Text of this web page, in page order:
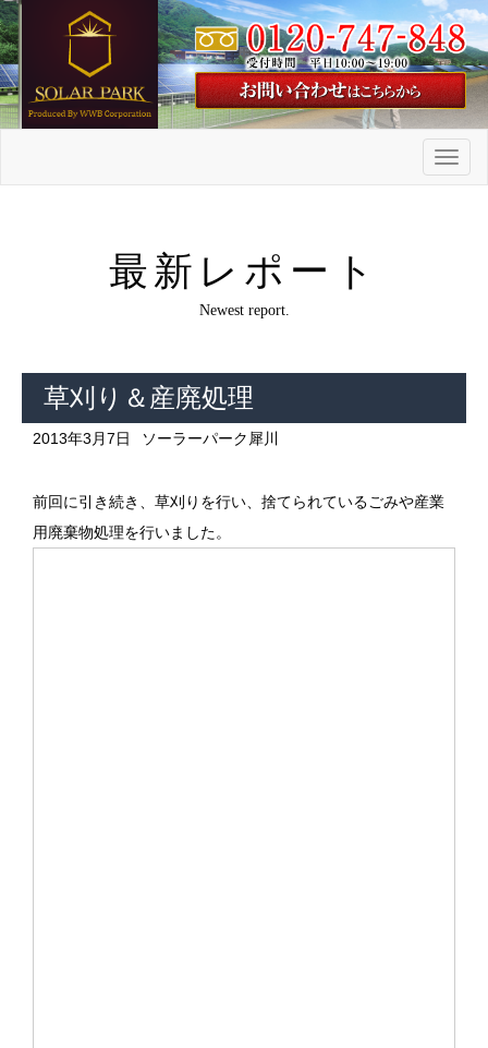
メ
最新レポート
Newest report.
草刈り＆産廃処理
2013年3月7日 ソーラーパーク犀川
前回に引き続き、草刈りを行い、捨てられているごみや産業
用廃棄物処理を行いました。